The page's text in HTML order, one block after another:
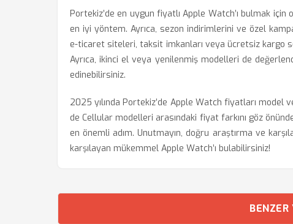
Portekiz’de en uygun fiyatlı Apple Watch’ı bulmak için
en iyi yöntem. Ayrıca, sezon indirimlerini ve özel
e-ticaret siteleri, taksit imkanları veya ücretsiz kargo
Ayrıca, ikinci el veya yenilenmiş modelleri de
edinebilirsiniz.
2025 yılında Portekiz’de Apple Watch fiyatları
de Cellular modelleri arasındaki fiyat farkını göz
en önemli adım. Unutmayın, doğru araştırma ve
karşılayan mükemmel Apple Watch’ı bulabilirsiniz!
BENZER